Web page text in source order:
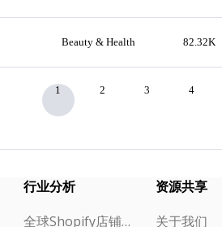
Beauty & Health 82.32K
1 2 3 4
行业分析
全球Shopify店铺榜单
资源共享
关于我们